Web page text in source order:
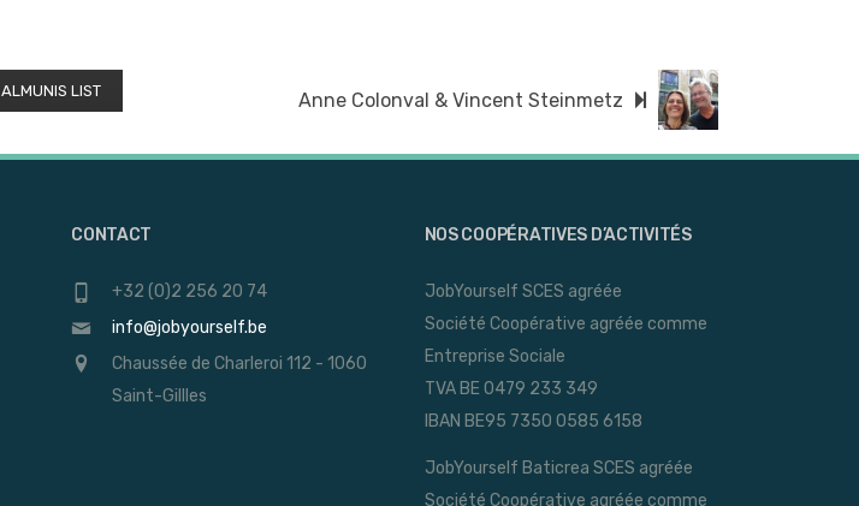
ALMUNIS LIST Anne Colonval & Vincent Steinmetz
CONTACT
+32 (0)2 256 20 74
info@jobyourself.be
Chaussée de Charleroi 112 - 1060
Saint-Gillles
NOS COOPÉRATIVES D’ACTIVITÉS
JobYourself SCES agréée
Société Coopérative agréée comme
Entreprise Sociale
TVA BE 0479 233 349
IBAN BE95 7350 0585 6158
JobYourself Baticrea SCES agréée
Société Coopérative agréée comme